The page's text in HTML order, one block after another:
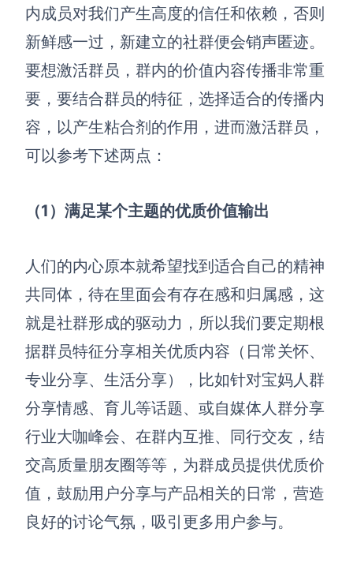
内成员对我们产生高度的信任和依赖，否则
新鲜感一过，新建立的社群便会销声匿迹。
要想激活群员，群内的价值内容传播非常重
要，要结合群员的特征，选择适合的传播内
容，以产生粘合剂的作用， 进而激活群员 ，
可以参考下述两点：
（1） 满足某个主题的优质价值输出
人们的内心原本就希望找到适合自己的精神
共同体，待在里面会有存在感和归属感，这
就是社群形成的驱动力，所以我们要定期根
据群员特征分享相关优质内容（日常关怀、
专业分享、生活分享），比如针对宝妈人群
分享情感、育儿等话题、或自媒体人群分享
行业大咖峰会、在群内互推、同行交友，结
交高质量朋友圈等等，为群成员提供优质价
值，鼓励用户分享与产品相关的日常，营造
良好的讨论气氛，吸引更多用户参与。